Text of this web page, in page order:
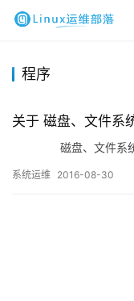
程序
关于 磁盘、文件系
磁盘、文件系
系统运维 2016-08-30